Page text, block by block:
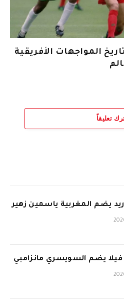
المواجهات الأفريقية
تعليقاً
يضم المغربية ياسمين زهير
يضم السويسري مانزامبي